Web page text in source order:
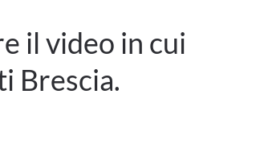
il video in cui
Brescia.